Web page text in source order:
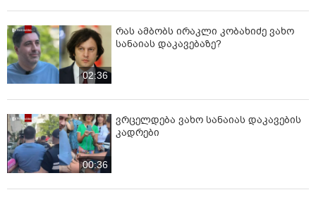
02:36
რას ამბობს ირაკლი კობახიძე ვახო
სანაიას დაკავებაზე?
00:36
ვრცელდება ვახო სანაიას დაკავების
კადრები